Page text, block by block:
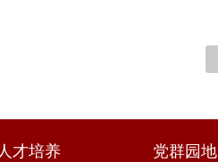
人才培养 党群园地